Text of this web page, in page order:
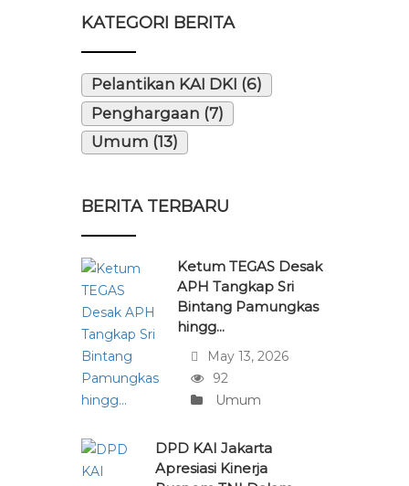
KATEGORI BERITA
Pelantikan KAI DKI (6)
Penghargaan (7)
Umum (13)
BERITA TERBARU
Ketum TEGAS Desak
APH Tangkap Sri
Bintang Pamungkas
hingg...
May 13, 2026
92
Umum
DPD KAI Jakarta
Apresiasi Kinerja